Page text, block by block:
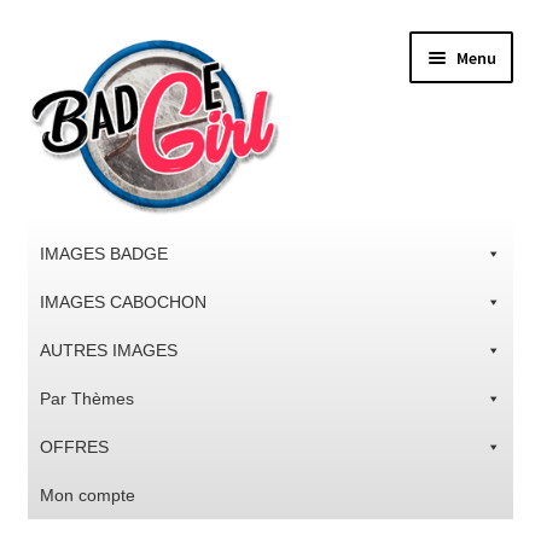
la
navigation
contenu
Menu
IMAGES BADGE
IMAGES CABOCHON
AUTRES IMAGES
Par Thèmes
OFFRES
Mon compte